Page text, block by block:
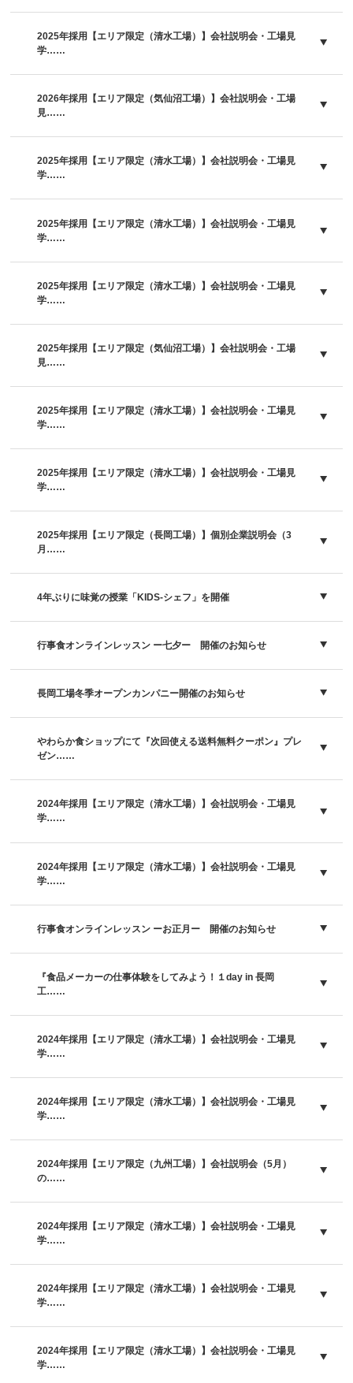
2025年採用【エリア限定（清水工場）】会社説明会・工場見
学……
2026年採用【エリア限定（気仙沼工場）】会社説明会・工場
見……
2025年採用【エリア限定（清水工場）】会社説明会・工場見
学……
2025年採用【エリア限定（清水工場）】会社説明会・工場見
学……
2025年採用【エリア限定（清水工場）】会社説明会・工場見
学……
2025年採用【エリア限定（気仙沼工場）】会社説明会・工場
見……
2025年採用【エリア限定（清水工場）】会社説明会・工場見
学……
2025年採用【エリア限定（清水工場）】会社説明会・工場見
学……
2025年採用【エリア限定（長岡工場）】個別企業説明会（3
月……
4年ぶりに味覚の授業「KIDS-シェフ」を開催
行事食オンラインレッスン ー七夕ー 開催のお知らせ
長岡工場冬季オープンカンパニー開催のお知らせ
やわらか食ショップにて『次回使える送料無料クーポン』プレ
ゼン……
2024年採用【エリア限定（清水工場）】会社説明会・工場見
学……
2024年採用【エリア限定（清水工場）】会社説明会・工場見
学……
行事食オンラインレッスン ーお正月ー 開催のお知らせ
『食品メーカーの仕事体験をしてみよう！１day in 長岡
工……
2024年採用【エリア限定（清水工場）】会社説明会・工場見
学……
2024年採用【エリア限定（清水工場）】会社説明会・工場見
学……
2024年採用【エリア限定（九州工場）】会社説明会（5月）
の……
2024年採用【エリア限定（清水工場）】会社説明会・工場見
学……
2024年採用【エリア限定（清水工場）】会社説明会・工場見
学……
2024年採用【エリア限定（清水工場）】会社説明会・工場見
学……